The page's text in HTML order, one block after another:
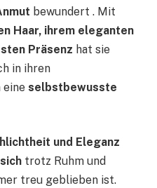
bewundert . Mit
Haar, ihrem eleganten
Präsenz hat sie
in ihren
selbstbewusste
und Eleganz
sich trotz Ruhm und
treu geblieben ist.